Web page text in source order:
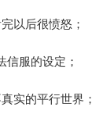
以后很愤怒；
服的设定；
实的平行世界；